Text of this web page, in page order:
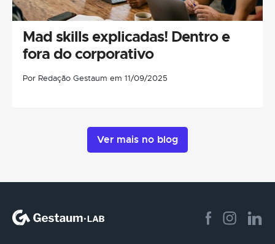
Mad skills explicadas! Dentro e
fora do corporativo
Por Redação Gestaum em 11/09/2025
Ver mais no blog